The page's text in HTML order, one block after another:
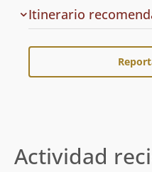
Cuál
es
Itinerario
Actividad